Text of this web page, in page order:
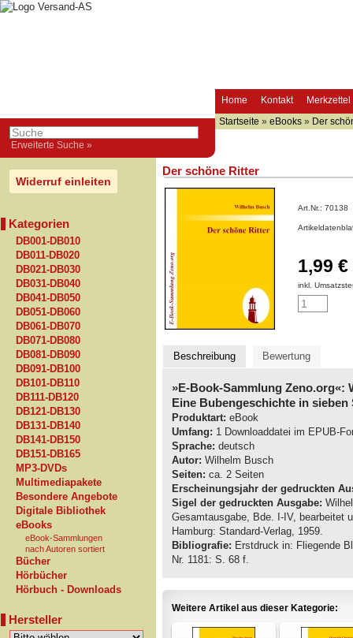
Home Kontakt Merkzettel
Erweiterte Suche »
Startseite » eBooks » Der
Widerruf einleiten
Kategorien
DB001-DB010
DB011-DB020
DB021-DB030
DB031-DB040
DB041-DB050
DB051-DB060
DB061-DB070
DB071-DB080
DB081-DB090
DB091-DB100
DB101-DB110
DB111-DB120
DB121-DB130
DB131-DB140
DB141-DB150
DB151-DB165
MP3-DVDs
Multimediapakete
Besondere Angebote
Digitale Bibliothek
eBooks
eBook-Sammlungen
nach Autoren sortiert
Bücher
Hörbücher
Hörbuch - Downloads
Hersteller
Der schöne Ritter
Art.Nr.: 70138
1,99 €
inkl.
Beschreibung Bewertung
»E-Book-Sammlung Zeno.org«:
Eine Bubengeschichte in sieben
Produktart: eBook
Umfang: 1 Downloaddatei im EPUB-
Sprache: deutsch
Autor: Wilhelm Busch
Seiten: ca. 2 Seiten
Erscheinungsjahr der gedruckten
Sigel der gedruckten Ausgabe:
Gesamtausgabe, Bde. I-IV, bearbeitet
Hamburg: Standard-Verlag, 1959.
Bibliografie: Erstdruck in: Fliegende
Nr. 1181: S. 68 f.
Weitere Artikel aus dieser Kategorie: